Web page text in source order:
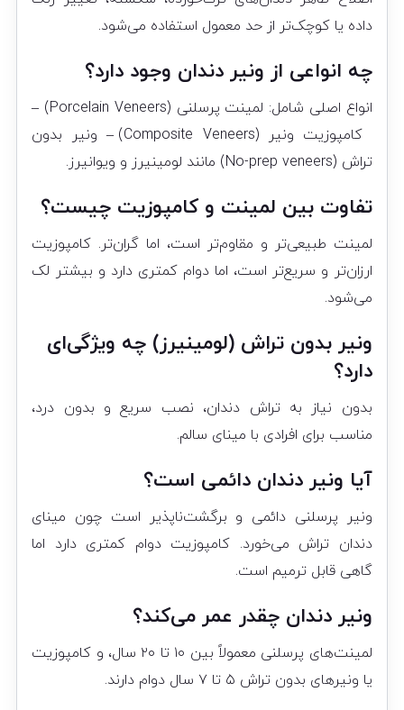
داده یا کوچک‌تر از حد معمول استفاده می‌شود.
چه انواعی از ونیر دندان وجود دارد؟
انواع اصلی شامل: لمینت پرسلنی (Porcelain Veneers) –
کامپوزیت ونیر (Composite Veneers) – ونیر بدون
تراش (No-prep veneers) مانند لومینیرز و ویوانیرز.
تفاوت بین لمینت و کامپوزیت چیست؟
لمینت طبیعی‌تر و مقاوم‌تر است، اما گران‌تر. کامپوزیت
ارزان‌تر و سریع‌تر است، اما دوام کمتری دارد و بیشتر لک
می‌شود.
ونیر بدون تراش (لومینیرز) چه ویژگی‌ای
دارد؟
بدون نیاز به تراش دندان، نصب سریع و بدون درد،
مناسب برای افرادی با مینای سالم.
آیا ونیر دندان دائمی است؟
ونیر پرسلنی دائمی و برگشت‌ناپذیر است چون مینای
دندان تراش می‌خورد. کامپوزیت دوام کمتری دارد اما
گاهی قابل ترمیم است.
ونیر دندان چقدر عمر می‌کند؟
لمینت‌های پرسلنی معمولاً بین ۱۰ تا ۲۰ سال، و کامپوزیت
یا ونیرهای بدون تراش ۵ تا ۷ سال دوام دارند.